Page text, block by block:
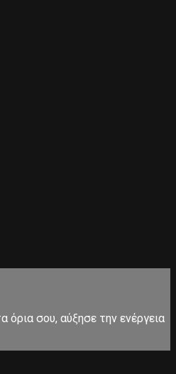
όρια σου, αύξησε την ενέργεια